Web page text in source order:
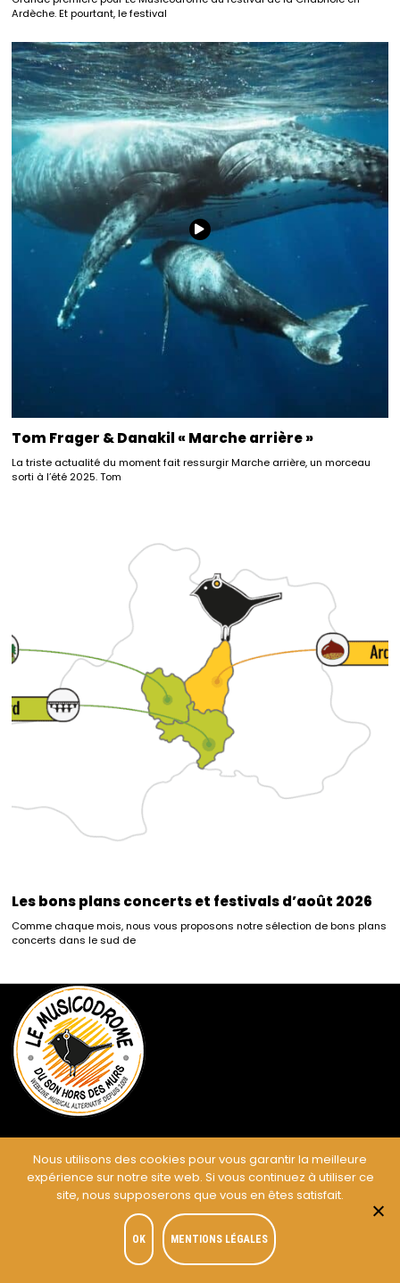
Ardèche. Et pourtant, le festival
Tom Frager & Danakil « Marche arrière »
La triste actualité du moment fait ressurgir Marche arrière, un morceau
sorti à l’été 2025. Tom
Les bons plans concerts et festivals d’août 2026
Comme chaque mois, nous vous proposons notre sélection de bons plans
concerts dans le sud de
Le
Musicodrome
Du son hors des
Webzine musical alternatif
Nous utilisons des cookies pour vous garantir la meilleure
expérience sur notre site web. Si vous continuez à utiliser ce
site, nous supposerons que vous en êtes satisfait.
OK MENTIONS LÉGALES